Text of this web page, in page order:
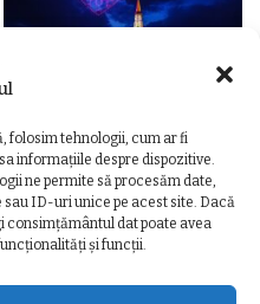
folosim tehnologii, cum ar fi
informațiile despre dispozitive.
ne permite să procesăm date,
ID-uri unice pe acest site. Dacă
consimțământul dat poate avea
și funcții.
Ziua Unirii la Cluj-Napoca.
Programul complet al
evenimentelor